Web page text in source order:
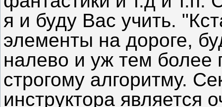
я и буду Вас учить.
элементы на дороге,
налево и уж тем более
строгому алгоритму.
инструктора является